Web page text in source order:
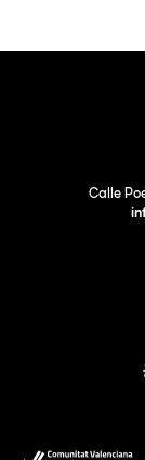
Calle